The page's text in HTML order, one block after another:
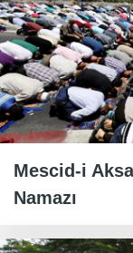
Mescid-i
Namazı